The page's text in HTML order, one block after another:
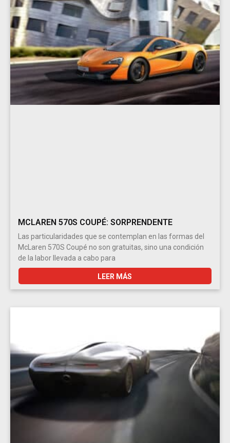
MCLAREN 570S COUPÉ: SORPRENDENTE
Las particularidades que se contemplan en las formas del
McLaren 570S Coupé no son gratuitas, sino una condición
de la labor llevada a cabo para
LEER MÁS